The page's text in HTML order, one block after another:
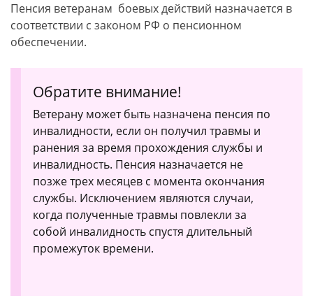
Пенсия ветеранам боевых действий назначается в
соответствии с законом РФ о пенсионном
обеспечении.
Обратите внимание!
Ветерану может быть назначена пенсия по
инвалидности, если он получил травмы и
ранения за время прохождения службы и
инвалидность. Пенсия назначается не
позже трех месяцев с момента окончания
службы. Исключением являются случаи,
когда полученные травмы повлекли за
собой инвалидность спустя длительный
промежуток времени.